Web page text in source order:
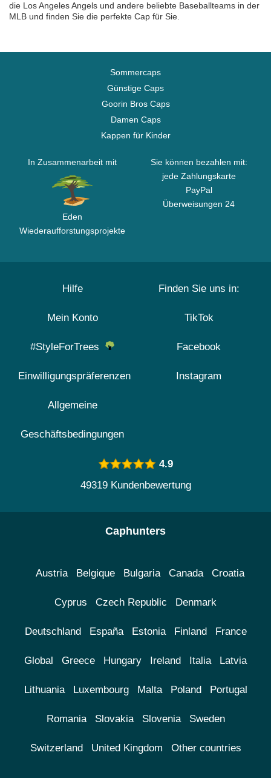
die Los Angeles Angels und andere beliebte Baseballteams in der
MLB und finden Sie die perfekte Cap für Sie.
Sommercaps
Günstige Caps
Goorin Bros Caps
Damen Caps
Kappen für Kinder
In Zusammenarbeit mit
Eden
Wiederaufforstungsprojekte
Sie können bezahlen mit:
jede Zahlungskarte
PayPal
Überweisungen 24
Hilfe
Mein Konto
#StyleForTrees
Einwilligungspräferenzen
Allgemeine
Geschäftsbedingungen
Finden Sie uns in:
TikTok
Facebook
Instagram
4.9
49319 Kundenbewertung
Caphunters
Austria Belgique Bulgaria Canada Croatia
Cyprus Czech Republic Denmark
Deutschland España Estonia Finland France
Global Greece Hungary Ireland Italia Latvia
Lithuania Luxembourg Malta Poland Portugal
Romania Slovakia Slovenia Sweden
Switzerland United Kingdom Other countries